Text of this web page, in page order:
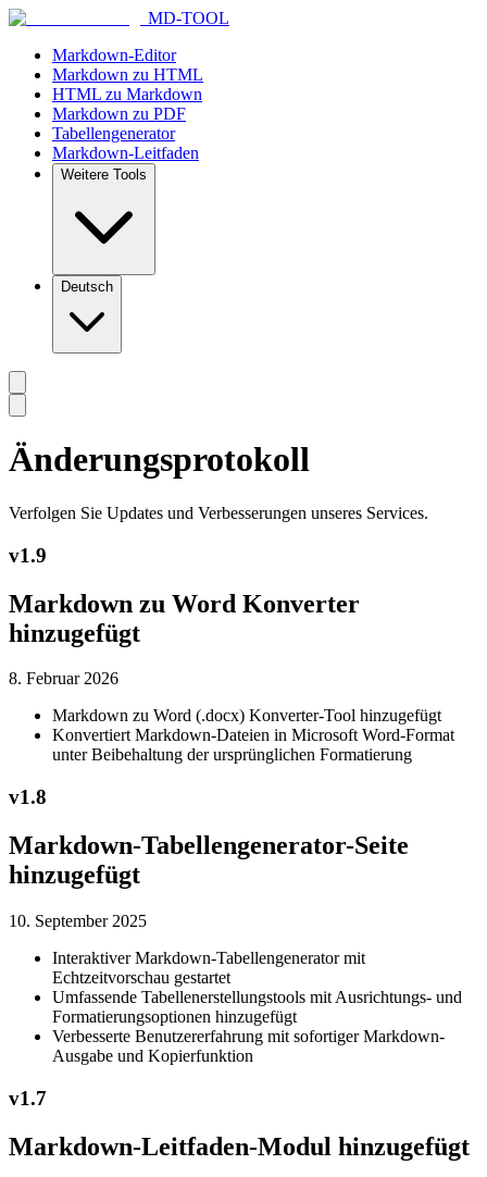
MD-TOOL
Markdown-Editor
Markdown zu HTML
HTML zu Markdown
Markdown zu PDF
Tabellengenerator
Markdown-Leitfaden
Weitere Tools
Deutsch
Änderungsprotokoll
Verfolgen Sie Updates und Verbesserungen unseres Services.
v1.9
Markdown zu Word Konverter
hinzugefügt
8. Februar 2026
Markdown zu Word (.docx) Konverter-Tool hinzugefügt
Konvertiert Markdown-Dateien in Microsoft Word-Format
unter Beibehaltung der ursprünglichen Formatierung
v1.8
Markdown-Tabellengenerator-Seite
hinzugefügt
10. September 2025
Interaktiver Markdown-Tabellengenerator mit
Echtzeitvorschau gestartet
Umfassende Tabellenerstellungstools mit Ausrichtungs- und
Formatierungsoptionen hinzugefügt
Verbesserte Benutzererfahrung mit sofortiger Markdown-
Ausgabe und Kopierfunktion
v1.7
Markdown-Leitfaden-Modul hinzugefügt